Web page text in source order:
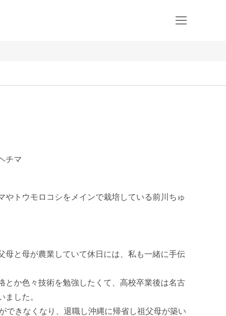
チマ
やトウモロコシをメインで栽培している前川ちゅ
母と母が農業していて休日には、私も一緒に手伝
とか色々技術を勉強したくて、高校卒業後は名古
ました。
できなくなり、退職し沖縄に帰省し祖父母が築い